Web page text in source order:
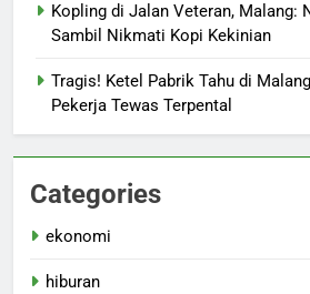
Kopling di Jalan Veteran, Malang:
Sambil Nikmati Kopi Kekinian
Tragis! Ketel Pabrik Tahu di
Pekerja Tewas Terpental
Categories
ekonomi
hiburan